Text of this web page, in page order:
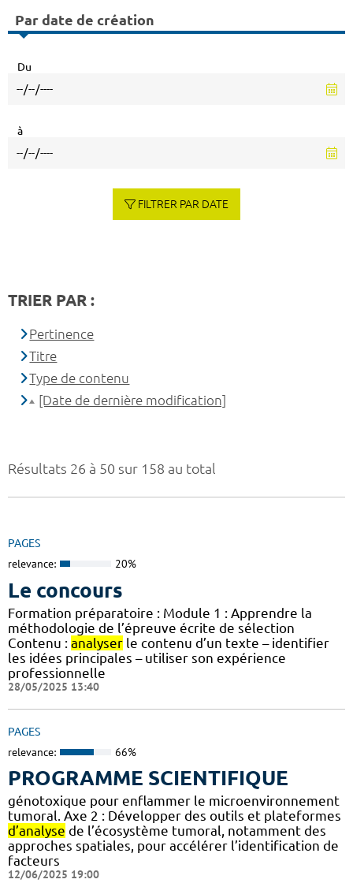
Résultats 26 à 50 sur 158 au total
PAGES
relevance: 20%
Le concours
Formation préparatoire : Module 1 : Apprendre la
méthodologie de l’épreuve écrite de sélection
Contenu : analyser le contenu d’un texte – identifier
les idées principales – utiliser son expérience
professionnelle
28/05/2025 13:40
PAGES
relevance: 66%
PROGRAMME SCIENTIFIQUE
génotoxique pour enflammer le microenvironnement
tumoral. Axe 2 : Développer des outils et plateformes
d’analyse de l’écosystème tumoral, notamment des
approches spatiales, pour accélérer l’identification de
facteurs
12/06/2025 19:00
Par date de création
Du
à
FILTRER PAR DATE
TRIER PAR :
Pertinence
Titre
Type de contenu
[Date de dernière modification]